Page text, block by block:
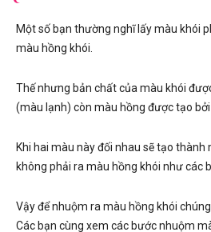
Một số bạn thường nghĩ lấy màu khói
màu hồng khói.
Thế nhưng bản chất của màu khói
(màu lạnh) còn màu hồng được tạo
Khi hai màu này đối nhau sẽ tạo
không phải ra màu hồng khói như các
Vậy để nhuộm ra màu hồng khói
Các bạn cùng xem các bước nhuộm